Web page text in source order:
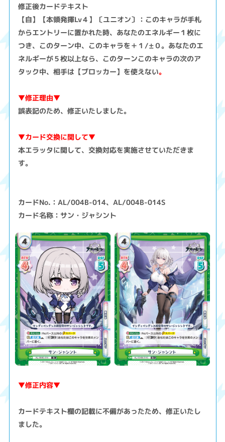
修正後カードテキスト
【自】【本領発揮Lv４】〔ユニオン〕：このキャラが手札
からエントリーに置かれた時、あなたのエネルギー１枚に
つき、このターン中、このキャラを＋１/±０。あなたのエ
ネルギーが５枚以上なら、このターンこのキャラの次のア
タック中、相手は【ブロッカー】を使えない。
▼修正理由▼
誤表記のため、修正いたしました。
▼カード交換に関して▼
本エラッタに関して、交換対応を実施させていただきま
す。
カードNo.：AL/004B-014、AL/004B-014S
カード名称：サン・ジャシント
▼修正内容▼
カードテキスト欄の記載に不備があったため、修正いたし
ました。